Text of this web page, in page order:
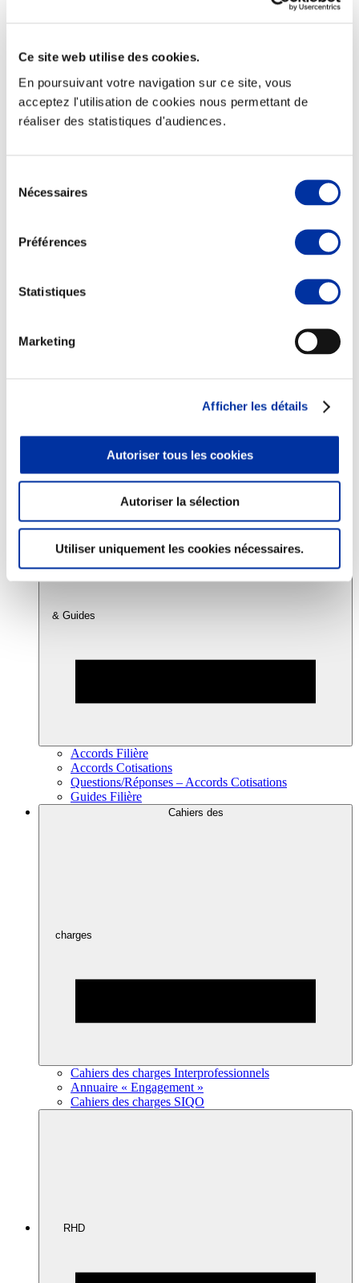
Ce site web utilise des cookies.
En poursuivant votre navigation sur ce site, vous
acceptez l'utilisation de cookies nous permettant de
réaliser des statistiques d'audiences.
Nécessaires
Préférences
Statistiques
Marketing
Afficher les détails
Autoriser tous les cookies
Autoriser la sélection
Utiliser uniquement les cookies nécessaires.
Elevage
Transport – mise en marché
Abattoir
Partenaire Climat
Viandes et santé
Juste rémunération et attractivité des métiers
Info-veille scientifique
Sources d’information
Accords
& Guides
Accords Filière
Accords Cotisations
Questions/Réponses – Accords Cotisations
Guides Filière
Cahiers des
charges
Cahiers des charges Interprofessionnels
Annuaire « Engagement »
Cahiers des charges SIQO
RHD